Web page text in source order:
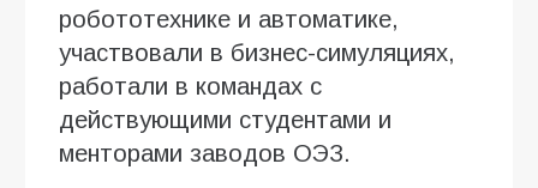
робототехнике и автоматике,
участвовали в бизнес-симуляциях,
работали в командах с
действующими студентами и
менторами заводов ОЭЗ.